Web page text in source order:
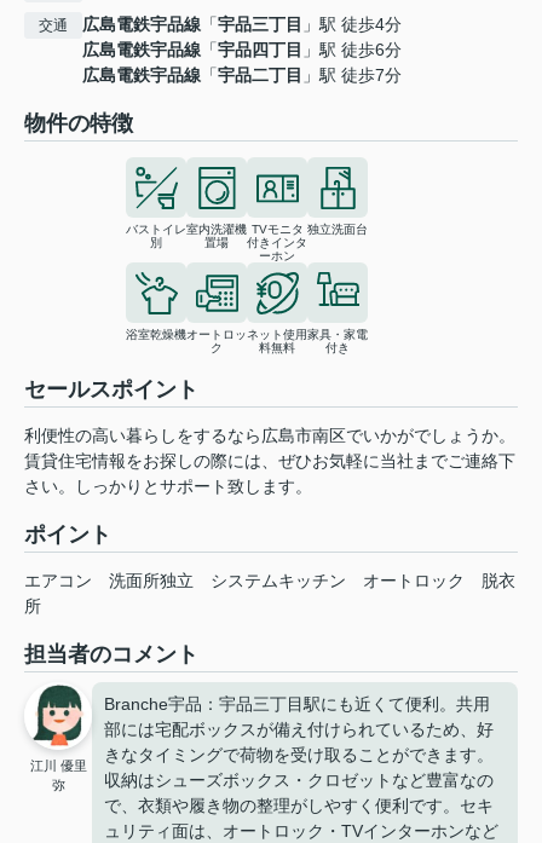
交通 広島電鉄宇品線 「宇品三丁目 」駅 徒歩4分
広島電鉄宇品線 「宇品四丁目 」駅 徒歩6分
広島電鉄宇品線 「宇品二丁目 」駅 徒歩7分
物件の特徴
バストイレ
別
室内洗濯機
置場
TVモニタ
付きインタ
ーホン
独立洗面台
浴室乾燥機オートロッ
ク
ネット使用
料無料
家具・家電
付き
セールスポイント
利便性の高い暮らしをするなら広島市南区でいかがでしょうか。
賃貸住宅情報をお探しの際には、ぜひお気軽に当社までご連絡下
さい。しっかりとサポート致します。
ポイント
エアコン 洗面所独立 システムキッチン オートロック
脱衣
所
担当者のコメント
江川 優里
弥
Branche宇品：宇品三丁目駅にも近くて便利。共用
部には宅配ボックスが備え付けられているため、好
きなタイミングで荷物を受け取ることができます。
収納はシューズボックス・クロゼットなど豊富なの
で、衣類や履き物の整理がしやすく便利です。セキ
ュリティ面は、オートロック・TVインターホンなど